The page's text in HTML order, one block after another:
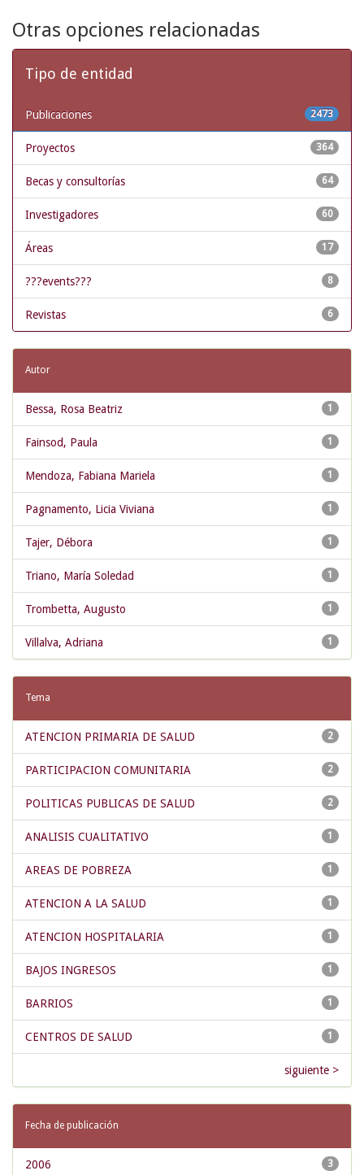
Otras opciones relacionadas
Tipo de entidad
2473
Publicaciones
364
Proyectos
64
Becas y consultorías
60
Investigadores
17
Áreas
8
???events???
6
Revistas
Autor
1
Bessa, Rosa Beatriz
1
Fainsod, Paula
1
Mendoza, Fabiana Mariela
1
Pagnamento, Licia Viviana
1
Tajer, Débora
1
Triano, María Soledad
1
Trombetta, Augusto
1
Villalva, Adriana
Tema
2
ATENCION PRIMARIA DE SALUD
2
PARTICIPACION COMUNITARIA
2
POLITICAS PUBLICAS DE SALUD
1
ANALISIS CUALITATIVO
1
AREAS DE POBREZA
1
ATENCION A LA SALUD
1
ATENCION HOSPITALARIA
1
BAJOS INGRESOS
1
BARRIOS
1
CENTROS DE SALUD
siguiente >
Fecha de publicación
3
2006